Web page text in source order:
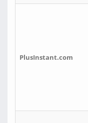
PlusInstant.com